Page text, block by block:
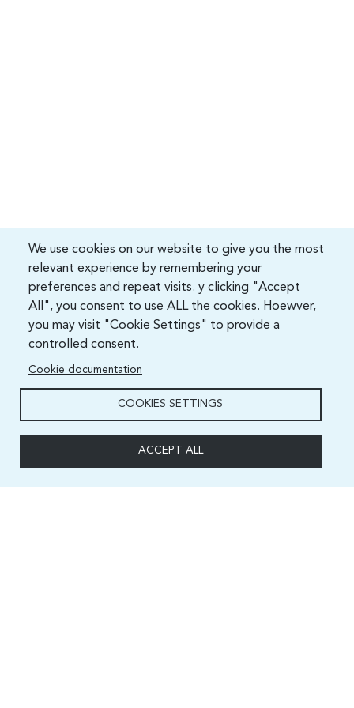
We use cookies on our website to give you the most
relevant experience by remembering your
preferences and repeat visits. y clicking "Accept
All", you consent to use ALL the cookies. Hoewver,
you may visit "Cookie Settings" to provide a
controlled consent.
Cookie documentation
COOKIES SETTINGS
ACCEPT ALL